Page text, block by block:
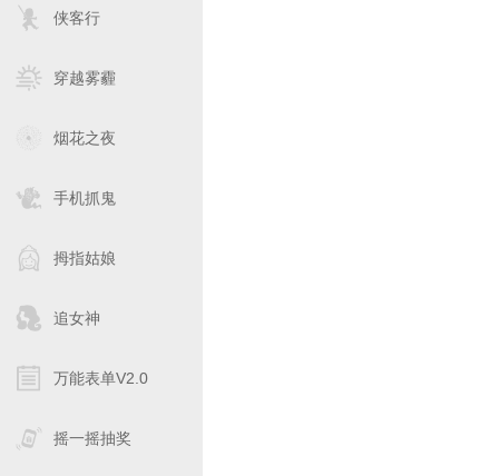
侠客行
穿越雾霾
烟花之夜
手机抓鬼
拇指姑娘
追女神
万能表单V2.0
摇一摇抽奖